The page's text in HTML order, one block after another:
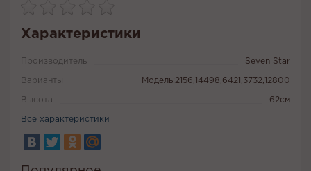
Характеристики
Производитель Seven Star
Варианты Модель:2156,14498,6421,3732,12800
Высота 62см
Все характеристики